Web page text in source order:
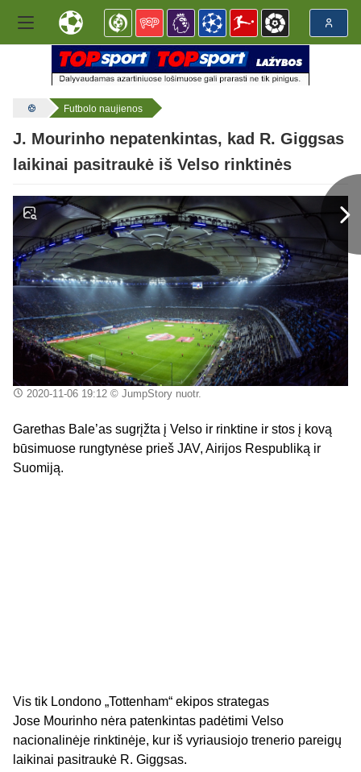
Futbolo naujienos
J. Mourinho nepatenkintas, kad R. Giggsas
laikinai pasitraukė iš Velso rinktinės
2020-11-06 19:12© JumpStory nuotr.
Garethas Bale’as sugrįžta į Velso ir rinktine ir stos į kovą
būsimuose rungtynėse prieš JAV, Airijos Respubliką ir
Suomiją.
Vis tik Londono „Tottenham“ ekipos strategas
Jose Mourinho nėra patenkintas padėtimi Velso
nacionalinėje rinktinėje, kur iš vyriausiojo trenerio pareigų
laikinai pasitraukė R. Giggsas.